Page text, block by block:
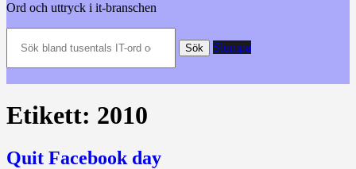
Ord och uttryck i it-branschen
bland
och
datatermer
Sök Slumpa
Etikett: 2010
Quit Facebook day